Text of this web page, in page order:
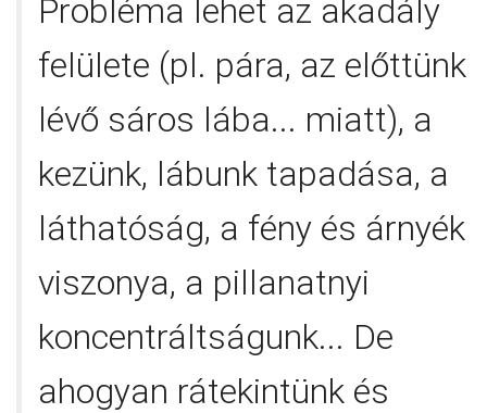
Probléma lehet az akadály
felülete (pl. pára, az előttünk
lévő sáros lába... miatt), a
kezünk, lábunk tapadása, a
láthatóság, a fény és árnyék
viszonya, a pillanatnyi
koncentráltságunk... De
ahogyan rátekintünk és